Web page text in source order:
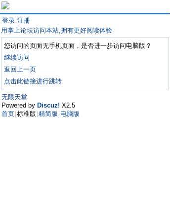
登录 注册
用掌上论坛访问本站,拥有更好阅读体验
您访问的页面无手机页面，是否进一步访问电脑版？
继续访问
返回上一页
点击此链接进行跳转
无限天堂
Powered by Discuz! X2.5
首页 标准版 精简版 电脑版